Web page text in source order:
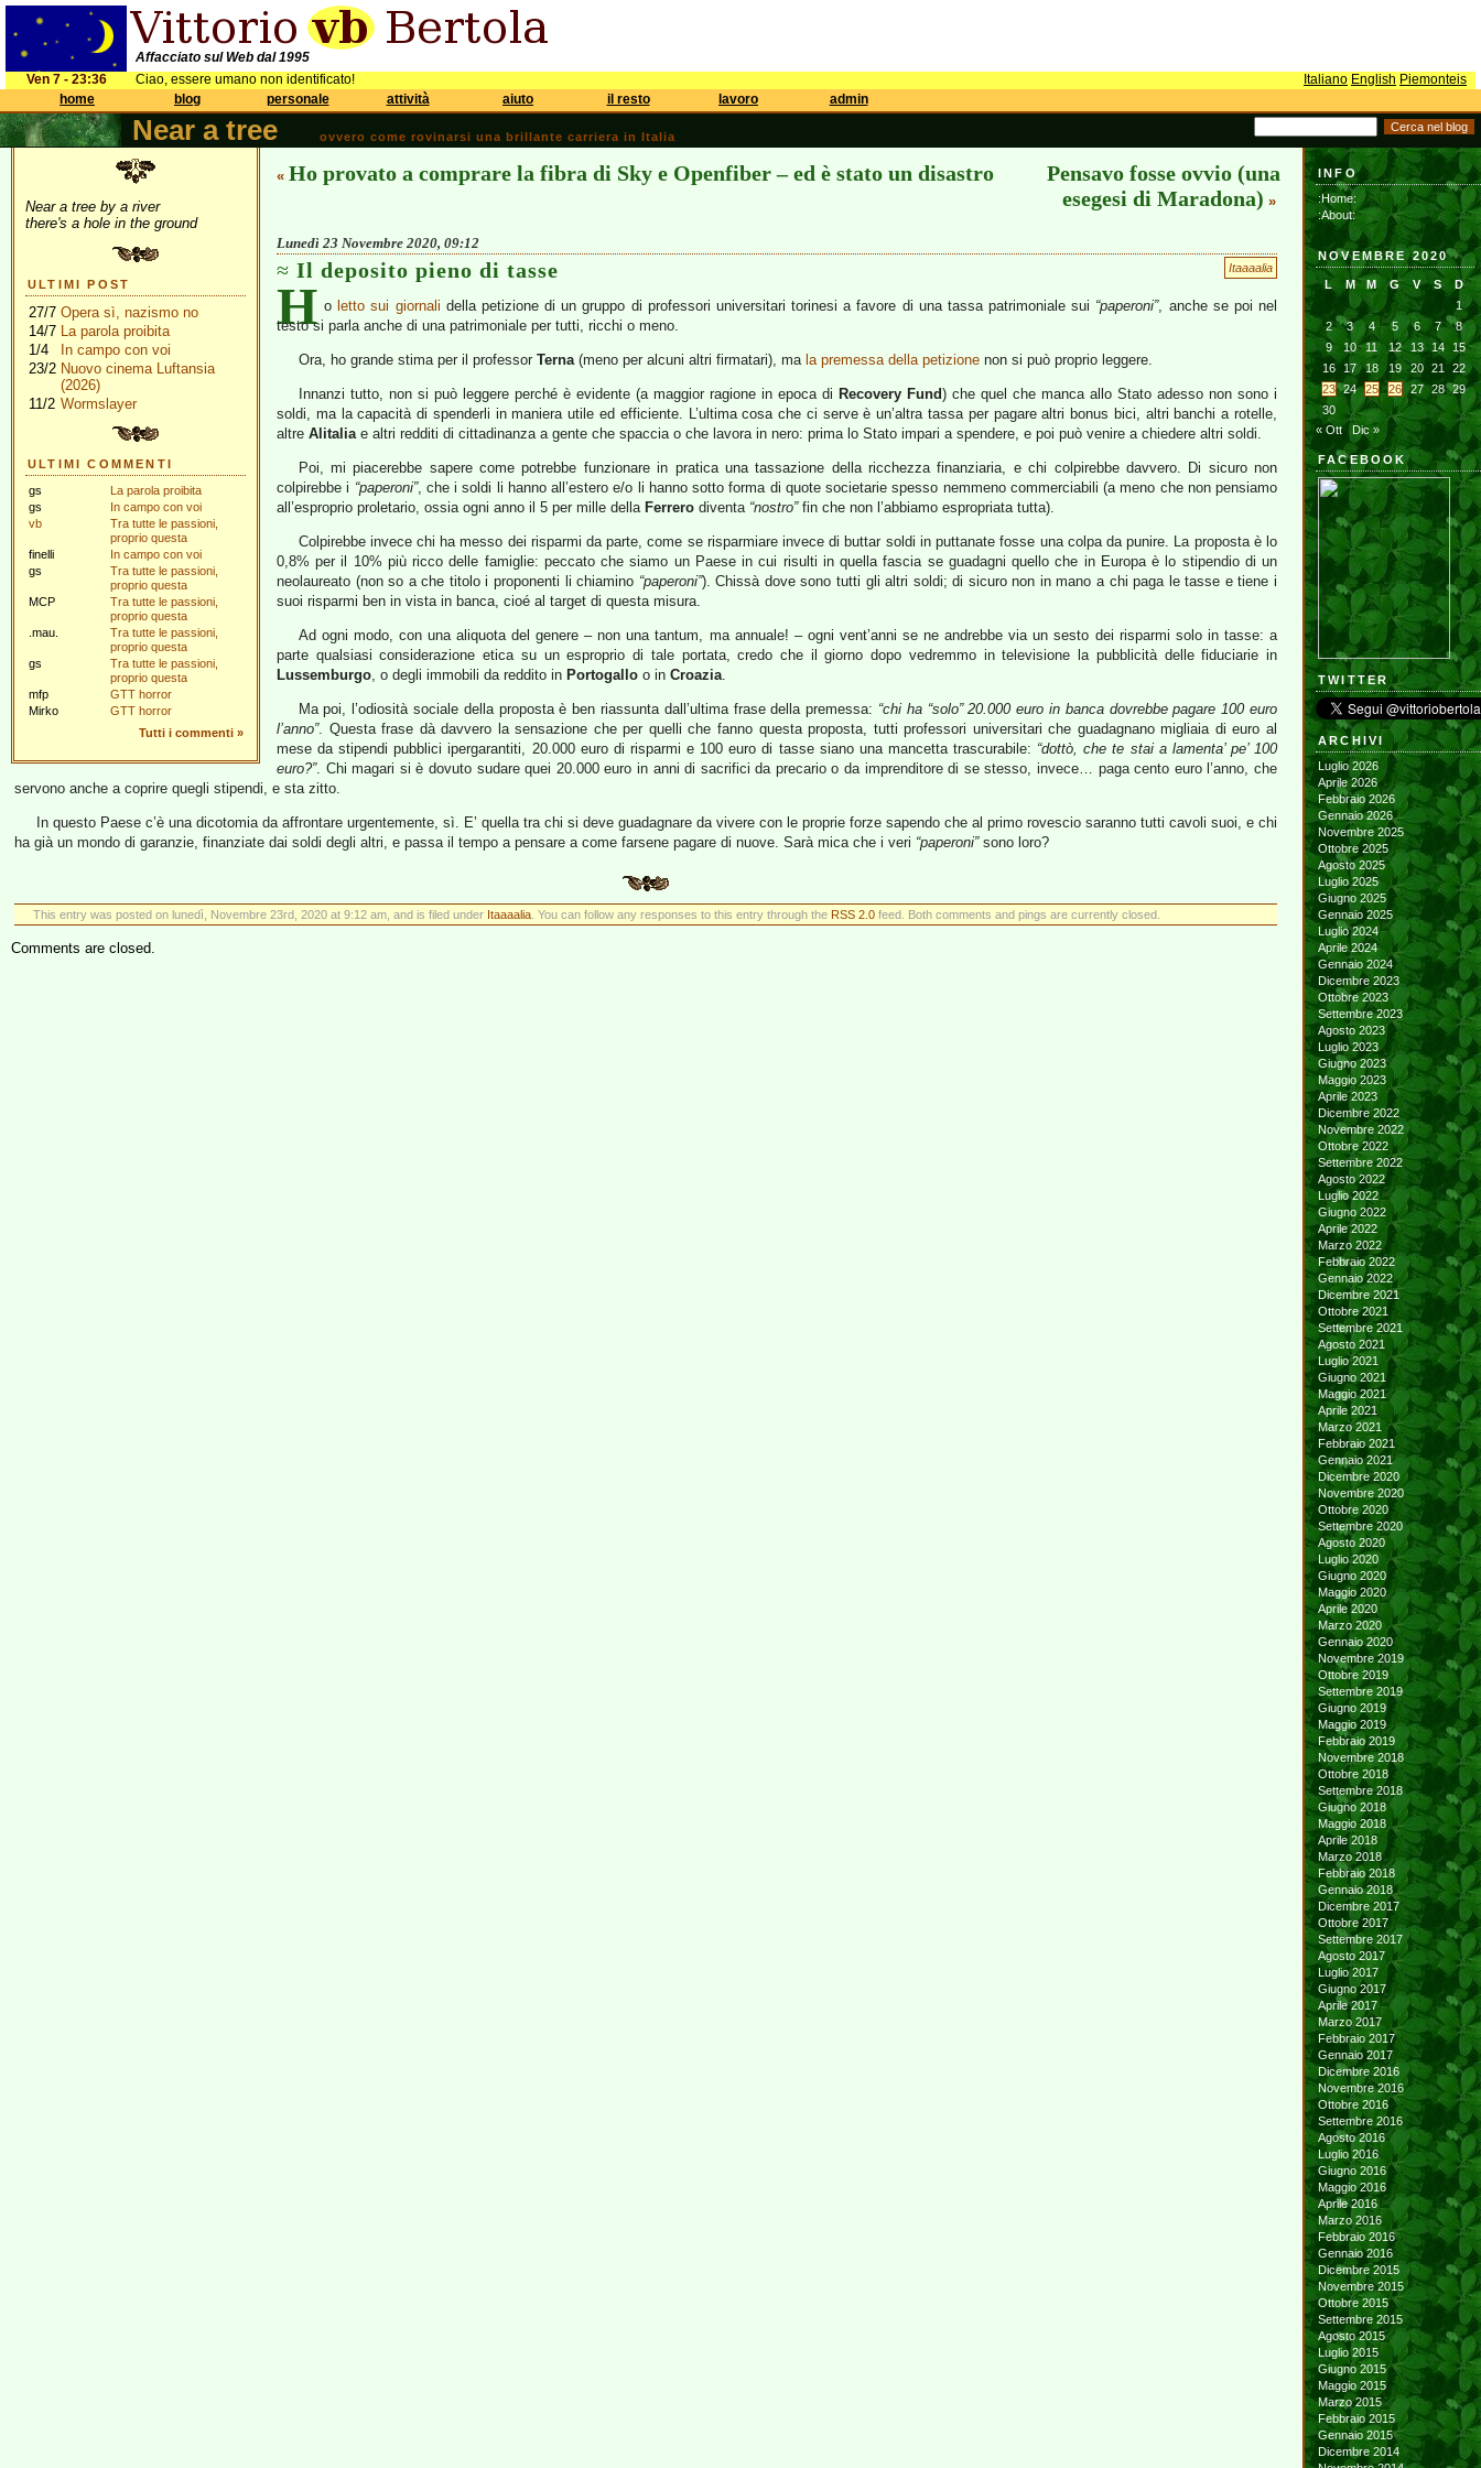
Affacciato sul Web dal 1995
Ven 7 - 23:36
Ciao, essere umano non identificato! Italiano English Piemonteis
home
blog personale attività aiuto il resto lavoro admin
Near a tree ovvero come rovinarsi una brillante carriera in Italia
Near a tree by a river
there's a hole in the ground
ULTIMI POST
27/7 Opera sì, nazismo no
14/7 La parola proibita
1/4
In campo con voi
23/2 Nuovo cinema Luftansia
(2026)
11/2 Wormslayer
ULTIMI COMMENTI
gs
La parola proibita
gs
In campo con voi
vb
Tra tutte le passioni,
proprio questa
finelli
In campo con voi
gs
Tra tutte le passioni,
proprio questa
MCP
Tra tutte le passioni,
proprio questa
.mau.
Tra tutte le passioni,
proprio questa
gs
Tra tutte le passioni,
proprio questa
mfp
GTT horror
Mirko
GTT horror
Tutti i commenti »
« Ho provato a comprare la fibra di Sky e Openfiber – ed è stato un disastro
Pensavo fosse ovvio (una
esegesi di Maradona) »
Lunedì 23 Novembre 2020, 09:12
Itaaaalia
Il deposito pieno di tasse
H o letto sui giornali della petizione di un gruppo di professori universitari torinesi a favore di una tassa patrimoniale sui “paperoni”, anche se poi nel
testo si parla anche di una patrimoniale per tutti, ricchi o meno.
Ora, ho grande stima per il professor Terna(meno per alcuni altri firmatari), ma la premessa della petizionenon si può proprio leggere.
Innanzi tutto, non si può leggere perché è evidente (a maggior ragione in epoca di Recovery Fund) che quel che manca allo Stato adesso non sono i
soldi, ma la capacità di spenderli in maniera utile ed efficiente. L’ultima cosa che ci serve è un’altra tassa per pagare altri bonus bici, altri banchi a rotelle,
altre Alitaliae altri redditi di cittadinanza a gente che spaccia o che lavora in nero: prima lo Stato impari a spendere, e poi può venire a chiedere altri soldi.
Poi, mi piacerebbe sapere come potrebbe funzionare in pratica una tassazione della ricchezza finanziaria, e chi colpirebbe davvero. Di sicuro non
colpirebbe i “paperoni”, che i soldi li hanno all’estero e/o li hanno sotto forma di quote societarie spesso nemmeno commerciabili (a meno che non pensiamo
all’esproprio proletario, ossia ogni anno il 5 per mille della Ferrero diventa “nostro”fin che non l’abbiamo espropriata tutta).
Colpirebbe invece chi ha messo dei risparmi da parte, come se risparmiare invece di buttar soldi in puttanate fosse una colpa da punire. La proposta è lo
0,8% per il 10% più ricco delle famiglie: peccato che siamo un Paese in cui risulti in quella fascia se guadagni quello che in Europa è lo stipendio di un
neolaureato (non so a che titolo i proponenti li chiamino “paperoni”). Chissà dove sono tutti gli altri soldi; di sicuro non in mano a chi paga le tasse e tiene i
suoi risparmi ben in vista in banca, cioé al target di questa misura.
Ad ogni modo, con una aliquota del genere – non una tantum, ma annuale! – ogni vent’anni se ne andrebbe via un sesto dei risparmi solo in tasse: a
parte qualsiasi considerazione etica su un esproprio di tale portata, credo che il giorno dopo vedremmo in televisione la pubblicità delle fiduciarie in
Lussemburgo, o degli immobili da reddito in Portogallo o in Croazia.
Ma poi, l’odiosità sociale della proposta è ben riassunta dall’ultima frase della premessa: “chi ha “solo” 20.000 euro in banca dovrebbe pagare 100 euro
l’anno”. Questa frase dà davvero la sensazione che per quelli che fanno questa proposta, tutti professori universitari che guadagnano migliaia di euro al
mese da stipendi pubblici ipergarantiti, 20.000 euro di risparmi e 100 euro di tasse siano una mancetta trascurabile: “dottò, che te stai a lamenta’ pe’ 100
euro?”. Chi magari si è dovuto sudare quei 20.000 euro in anni di sacrifici da precario o da imprenditore di se stesso, invece… paga cento euro l’anno, che
servono anche a coprire quegli stipendi, e sta zitto.
In questo Paese c’è una dicotomia da affrontare urgentemente, sì. E’ quella tra chi si deve guadagnare da vivere con le proprie forze sapendo che al primo rovescio saranno tutti cavoli suoi, e chi
ha già un mondo di garanzie, finanziate dai soldi degli altri, e passa il tempo a pensare a come farsene pagare di nuove. Sarà mica che i veri “paperoni”sono loro?
This entry was posted on lunedì, Novembre 23rd, 2020 at 9:12 am, and is filed under Itaaaalia. You can follow any responses to this entry through the RSS 2.0feed. Both comments and pings are currently closed.
Comments are closed.
INFO
:Home:
:About:
NOVEMBRE 2020
L M M G V S
D
1
2
3 4 5 6 7
8
9
10 11 12 13 14
15
16
17 18 19 20 21
22
23
24 25 26 27 28 29
30
« Ott
Dic »
FACEBOOK
TWITTER
ARCHIVI
Luglio 2026
Aprile 2026
Febbraio 2026
Gennaio 2026
Novembre 2025
Ottobre 2025
Agosto 2025
Luglio 2025
Giugno 2025
Gennaio 2025
Luglio 2024
Aprile 2024
Gennaio 2024
Dicembre 2023
Ottobre 2023
Settembre 2023
Agosto 2023
Luglio 2023
Giugno 2023
Maggio 2023
Aprile 2023
Dicembre 2022
Novembre 2022
Ottobre 2022
Settembre 2022
Agosto 2022
Luglio 2022
Giugno 2022
Aprile 2022
Marzo 2022
Febbraio 2022
Gennaio 2022
Dicembre 2021
Ottobre 2021
Settembre 2021
Agosto 2021
Luglio 2021
Giugno 2021
Maggio 2021
Aprile 2021
Marzo 2021
Febbraio 2021
Gennaio 2021
Dicembre 2020
Novembre 2020
Ottobre 2020
Settembre 2020
Agosto 2020
Luglio 2020
Giugno 2020
Maggio 2020
Aprile 2020
Marzo 2020
Gennaio 2020
Novembre 2019
Ottobre 2019
Settembre 2019
Giugno 2019
Maggio 2019
Febbraio 2019
Novembre 2018
Ottobre 2018
Settembre 2018
Giugno 2018
Maggio 2018
Aprile 2018
Marzo 2018
Febbraio 2018
Gennaio 2018
Dicembre 2017
Ottobre 2017
Settembre 2017
Agosto 2017
Luglio 2017
Giugno 2017
Aprile 2017
Marzo 2017
Febbraio 2017
Gennaio 2017
Dicembre 2016
Novembre 2016
Ottobre 2016
Settembre 2016
Agosto 2016
Luglio 2016
Giugno 2016
Maggio 2016
Aprile 2016
Marzo 2016
Febbraio 2016
Gennaio 2016
Dicembre 2015
Novembre 2015
Ottobre 2015
Settembre 2015
Agosto 2015
Luglio 2015
Giugno 2015
Maggio 2015
Marzo 2015
Febbraio 2015
Gennaio 2015
Dicembre 2014